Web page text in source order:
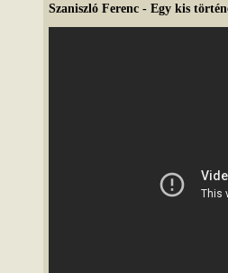
Szaniszló Ferenc - Egy kis